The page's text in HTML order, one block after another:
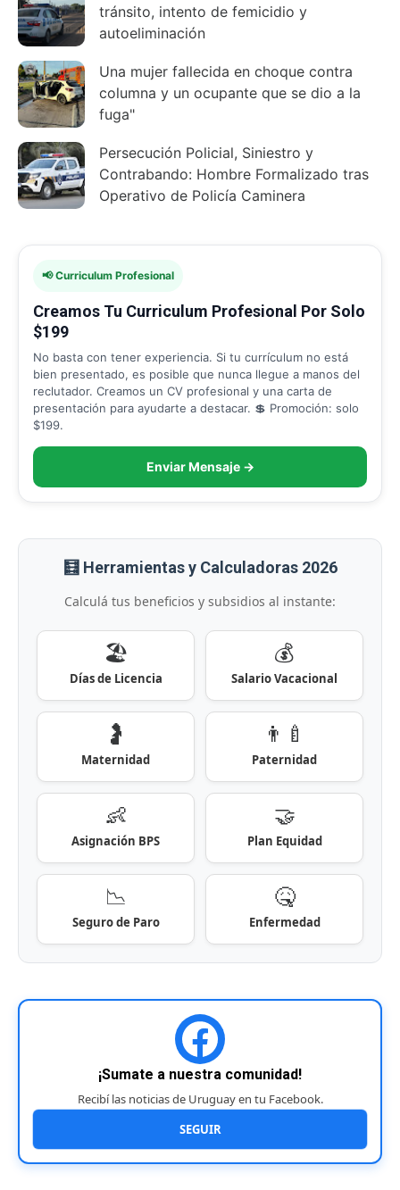
tránsito, intento de femicidio y
autoeliminación
Una mujer fallecida en choque contra
columna y un ocupante que se dio a la
fuga"
Persecución Policial, Siniestro y
Contrabando: Hombre Formalizado tras
Operativo de Policía Caminera
📢 Curriculum Profesional
Creamos Tu Curriculum Profesional Por Solo
$199
No basta con tener experiencia. Si tu currículum no está
bien presentado, es posible que nunca llegue a manos del
reclutador. Creamos un CV profesional y una carta de
presentación para ayudarte a destacar. 💲 Promoción: solo
$199.
Enviar Mensaje →
🧮 Herramientas y Calculadoras 2026
Calculá tus beneficios y subsidios al instante:
🏖️
Días de Licencia
💰
Salario Vacacional
🤰
Maternidad
👨‍🍼
Paternidad
👶
Asignación BPS
🤝
Plan Equidad
📉
Seguro de Paro
🤒
Enfermedad
¡Sumate a nuestra comunidad!
Recibí las noticias de Uruguay en tu Facebook.
SEGUIR